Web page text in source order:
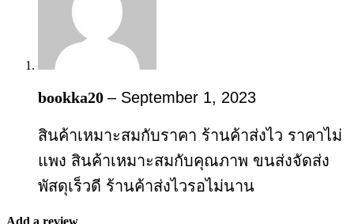
bookka20 – September 1, 2023
สินค้าเหมาะสมกับราคา ร้านค้าส่งไว ราคาไม่
แพง สินค้าเหมาะสมกับคุณภาพ ขนส่งจัดส่ง
พัสดุเร็วดี ร้านค้าส่งไวรอไม่นาน
Add a review